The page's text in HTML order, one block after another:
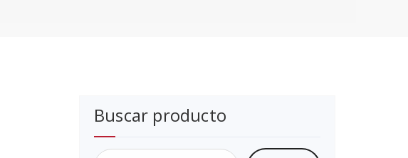
Buscar producto